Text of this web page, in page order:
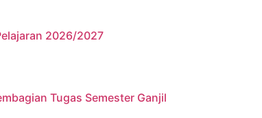
2026/2027
Tugas Semester Ganjil